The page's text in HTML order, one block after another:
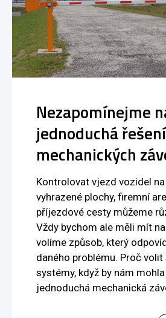
Nezapomínejme
jednoduchá
mechanických
Kontrolovat vjezd vozidel
vyhrazené plochy, firemní
příjezdové cesty můžeme
Vždy bychom ale měli mít
volíme způsob, který
daného problému. Proč
systémy, když by nám
jednoduchá mechanická